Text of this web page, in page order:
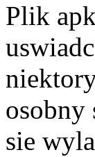
Plik
osobny
sie